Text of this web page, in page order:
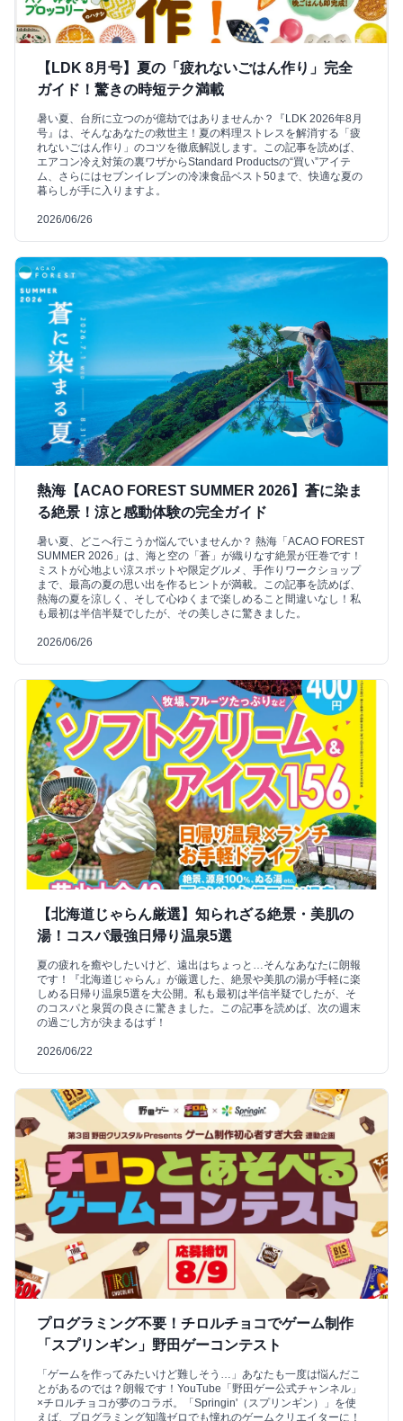
【LDK 8月号】夏の「疲れないごはん作り」完全
ガイド！驚きの時短テク満載
暑い夏、台所に立つのが億劫ではありませんか？『LDK 2026年8月
号』は、そんなあなたの救世主！夏の料理ストレスを解消する「疲
れないごはん作り」のコツを徹底解説します。この記事を読めば、
エアコン冷え対策の裏ワザからStandard Productsの“買い”アイテ
ム、さらにはセブンイレブンの冷凍食品ベスト50まで、快適な夏の
暮らしが手に入りますよ。
2026/06/26
熱海【ACAO FOREST SUMMER 2026】蒼に染ま
る絶景！涼と感動体験の完全ガイド
暑い夏、どこへ行こうか悩んでいませんか？ 熱海「ACAO FOREST
SUMMER 2026」は、海と空の「蒼」が織りなす絶景が圧巻です！
ミストが心地よい涼スポットや限定グルメ、手作りワークショップ
まで、最高の夏の思い出を作るヒントが満載。この記事を読めば、
熱海の夏を涼しく、そして心ゆくまで楽しめること間違いなし！私
も最初は半信半疑でしたが、その美しさに驚きました。
2026/06/26
【北海道じゃらん厳選】知られざる絶景・美肌の
湯！コスパ最強日帰り温泉5選
夏の疲れを癒やしたいけど、遠出はちょっと…そんなあなたに朗報
です！『北海道じゃらん』が厳選した、絶景や美肌の湯が手軽に楽
しめる日帰り温泉5選を大公開。私も最初は半信半疑でしたが、そ
のコスパと泉質の良さに驚きました。この記事を読めば、次の週末
の過ごし方が決まるはず！
2026/06/22
プログラミング不要！チロルチョコでゲーム制作
「スプリンギン」野田ゲーコンテスト
「ゲームを作ってみたいけど難しそう…」あなたも一度は悩んだこ
とがあるのでは？朗報です！YouTube「野田ゲー公式チャンネル」
×チロルチョコが夢のコラボ。「Springin'（スプリンギン）」を使
えば、プログラミング知識ゼロでも憧れのゲームクリエイターに！